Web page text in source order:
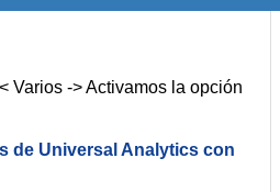
Varios -> Activamos la opción
de Universal Analytics con